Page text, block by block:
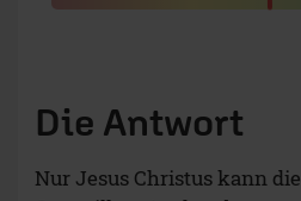
Die Antwort
Nur Jesus Christus kann